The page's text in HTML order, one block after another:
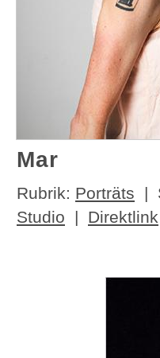
Mar
Rubrik: Porträts |
Studio | Direktlink